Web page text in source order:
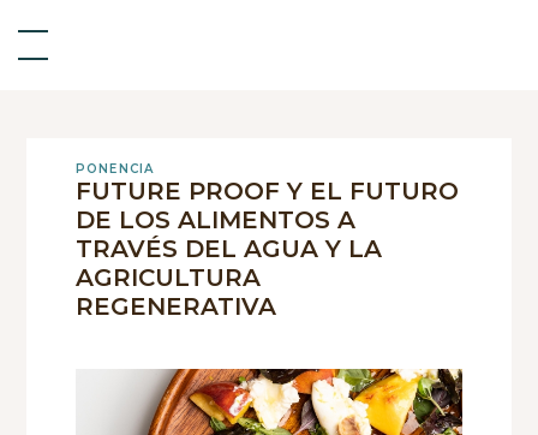
PONENCIA
FUTURE PROOF Y EL FUTURO
DE LOS ALIMENTOS A
TRAVÉS DEL AGUA Y LA
AGRICULTURA
REGENERATIVA